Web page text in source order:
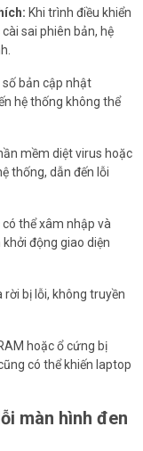
Khi trình điều khiển
sai phiên bản, hệ
số bản cập nhật
hệ thống không thể
mềm diệt virus hoặc
thống, dẫn đến lỗi
thể xâm nhập và
động giao diện
bị lỗi, không truyền
hoặc ổ cứng bị
có thể khiến laptop
màn hình đen